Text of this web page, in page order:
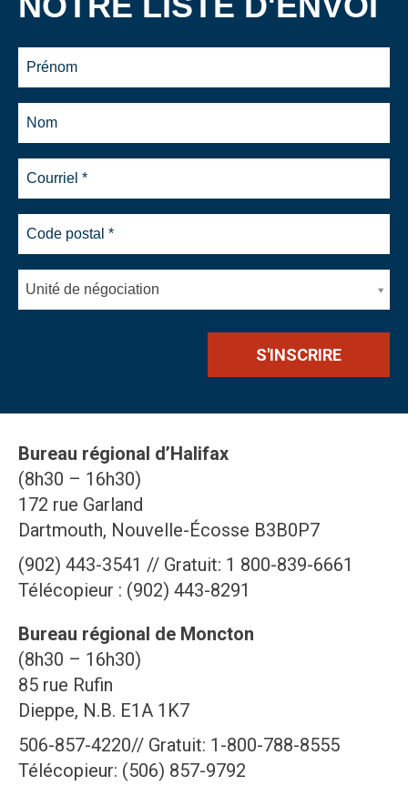
Unité de négociation
Bureau régional d’Halifax
(8h30 – 16h30)
172 rue Garland
Dartmouth, Nouvelle-Écosse B3B0P7
(902) 443-3541 // Gratuit: 1 800-839-6661
Télécopieur : (902) 443-8291
Bureau régional de Moncton
(8h30 – 16h30)
85 rue Rufin
Dieppe, N.B. E1A 1K7
506-857-4220// Gratuit: 1-800-788-8555
Télécopieur: (506) 857-9792